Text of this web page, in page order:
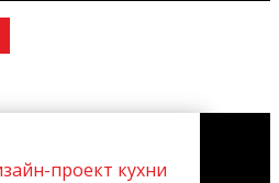
проект кухни